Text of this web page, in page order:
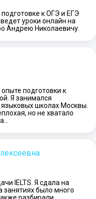
к ОГЭ и ЕГЭ
уроки онлайн на
Андрею Николаевичу.
подготовки к
Я занимался
школах Москвы.
но не хватало
IELTS. Я сдала на
занятиях было много